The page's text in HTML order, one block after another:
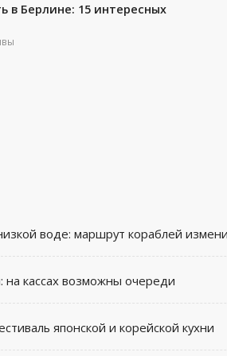
в Берлине: 15 интересных
воде: маршрут кораблей
на кассах возможны очереди
японской и корейской кухни